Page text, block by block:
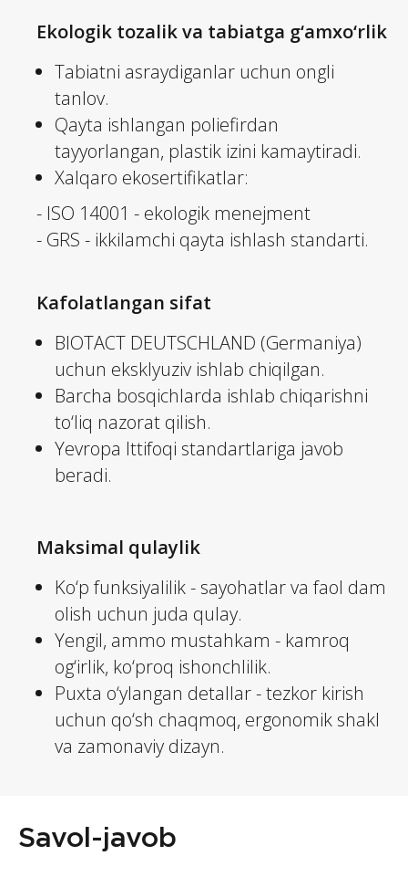
Ekologik tozalik va tabiatga g‘amxo‘rlik
Tabiatni asraydiganlar uchun ongli
tanlov.
Qayta ishlangan poliefirdan
tayyorlangan, plastik izini kamaytiradi.
Xalqaro ekosertifikatlar:
- ISO 14001 - ekologik menejment
- GRS - ikkilamchi qayta ishlash standarti.
Kafolatlangan sifat
BIOTACT DEUTSCHLAND (Germaniya)
uchun eksklyuziv ishlab chiqilgan.
Barcha bosqichlarda ishlab chiqarishni
to‘liq nazorat qilish.
Yevropa Ittifoqi standartlariga javob
beradi.
Maksimal qulaylik
Ko‘p funksiyalilik - sayohatlar va faol dam
olish uchun juda qulay.
Yengil, ammo mustahkam - kamroq
og‘irlik, ko‘proq ishonchlilik.
Puxta o‘ylangan detallar - tezkor kirish
uchun qo‘sh chaqmoq, ergonomik shakl
va zamonaviy dizayn.
Savol-javob